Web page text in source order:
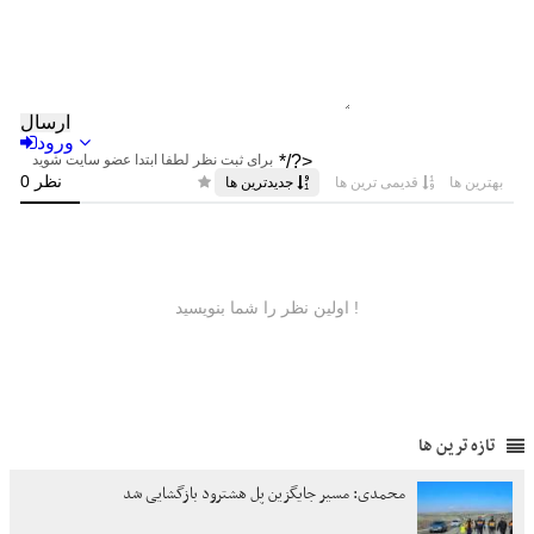
تازه ترین ها
محمدی: مسیر جایگزین پل هشترود بازگشایی شد